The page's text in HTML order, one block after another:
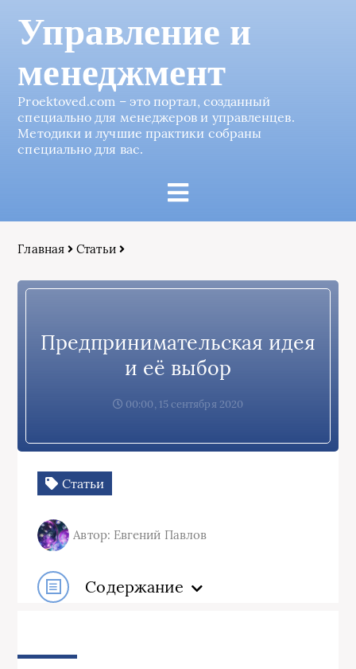
Управление и
менеджмент
Proektoved.com – это портал, созданный
специально для менеджеров и управленцев.
Методики и лучшие практики собраны
специально для вас.
Главная Статьи
Предпринимательская идея
и её выбор
00:00, 15 сентября 2020
Статьи
Автор: Евгений Павлов
Содержание